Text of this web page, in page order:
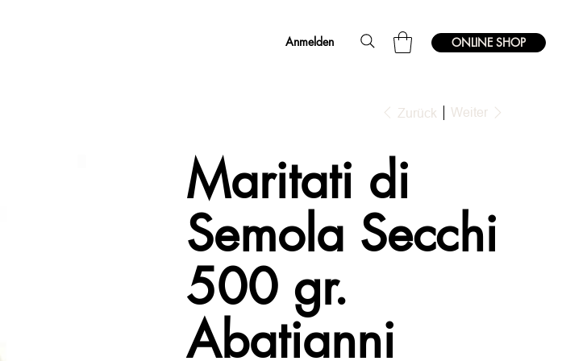
Anmelden ONLINE SHOP
Zurück Weiter
Maritati di
Semola Secchi
500 gr.
Abatianni